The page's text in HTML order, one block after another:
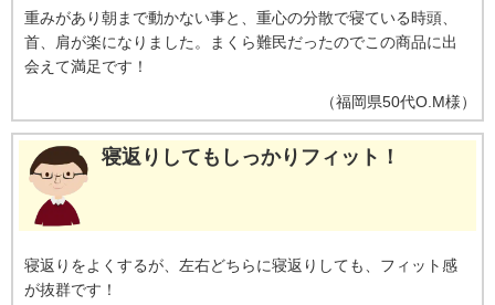
重みがあり朝まで動かない事と、重心の分散で寝ている時頭、
首、肩が楽になりました。まくら難民だったのでこの商品に出
会えて満足です！
（福岡県50代O.M様）
寝返りしてもしっかりフィット！
寝返りをよくするが、左右どちらに寝返りしても、フィット感
が抜群です！